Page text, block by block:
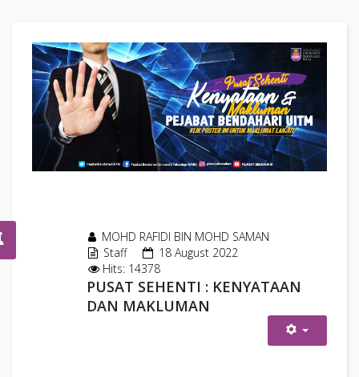
MOHD RAFIDI BIN MOHD SAMAN
Staff
18 August 2022
Hits: 14378
PUSAT SEHENTI : KENYATAAN
DAN MAKLUMAN